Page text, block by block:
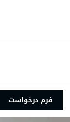
فرم درخواست